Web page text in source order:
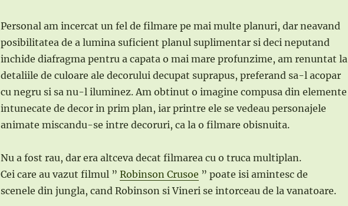
Personal am incercat un fel de filmare pe mai multe planuri, dar neavand
posibilitatea de a lumina suficient planul suplimentar si deci neputand
inchide diafragma pentru a capata o mai mare profunzime, am renuntat la
detaliile de culoare ale decorului decupat suprapus, preferand sa-l acopar
cu negru si sa nu-l iluminez. Am obtinut o imagine compusa din elemente
intunecate de decor in prim plan, iar printre ele se vedeau personajele
animate miscandu-se intre decoruri, ca la o filmare obisnuita.
Nu a fost rau, dar era altceva decat filmarea cu o truca multiplan.
Cei care au vazut filmul ” Robinson Crusoe ” poate isi amintesc de
scenele din jungla, cand Robinson si Vineri se intorceau de la vanatoare.